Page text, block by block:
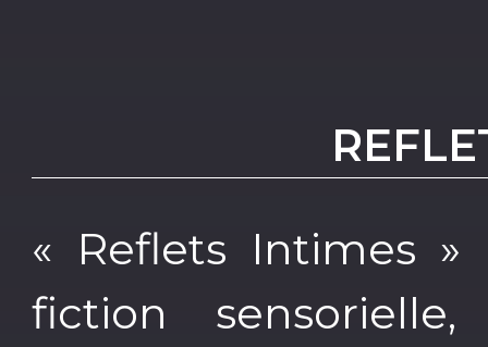
« Reflets Intimes
fiction